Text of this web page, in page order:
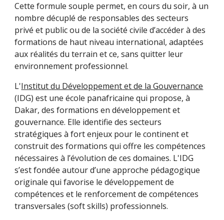
Cette formule souple permet, en cours du soir, à un
nombre décuplé de responsables des secteurs
privé et public ou de la société civile d’accéder à des
formations de haut niveau international, adaptées
aux réalités du terrain et ce, sans quitter leur
environnement professionnel.
L'Institut du Développement et de la Gouvernance
(IDG) est une école panafricaine qui propose, à
Dakar, des formations en développement et
gouvernance. Elle identifie des secteurs
stratégiques à fort enjeux pour le continent et
construit des formations qui offre les compétences
nécessaires à l’évolution de ces domaines. L'IDG
s’est fondée autour d’une approche pédagogique
originale qui favorise le développement de
compétences et le renforcement de compétences
transversales (soft skills) professionnels.